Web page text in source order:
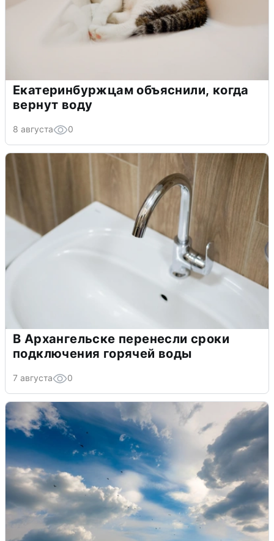
Екатеринбуржцам объяснили, когда
вернут воду
8 августа 0
В Архангельске перенесли сроки
подключения горячей воды
7 августа 0